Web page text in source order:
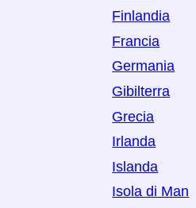
Finlandia
Francia
Germania
Gibilterra
Grecia
Irlanda
Islanda
Isola di Man